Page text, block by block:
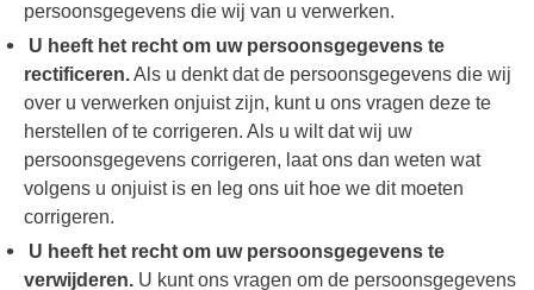
persoonsgegevens die wij van u verwerken.
U heeft het recht om uw persoonsgegevens te
rectificeren.Als u denkt dat de persoonsgegevens die wij
over u verwerken onjuist zijn, kunt u ons vragen deze te
herstellen of te corrigeren. Als u wilt dat wij uw
persoonsgegevens corrigeren, laat ons dan weten wat
volgens u onjuist is en leg ons uit hoe we dit moeten
corrigeren.
U heeft het recht om uw persoonsgegevens te
verwijderen. U kunt ons vragen om de persoonsgegevens